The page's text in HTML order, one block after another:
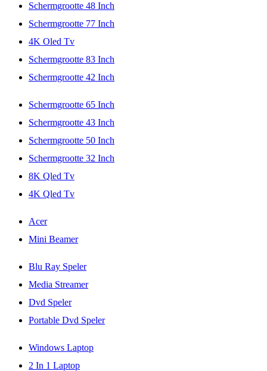
Schermgrootte 48 Inch
Schermgrootte 77 Inch
4K Oled Tv
Schermgrootte 83 Inch
Schermgrootte 42 Inch
Schermgrootte 65 Inch
Schermgrootte 43 Inch
Schermgrootte 50 Inch
Schermgrootte 32 Inch
8K Qled Tv
4K Qled Tv
Acer
Mini Beamer
Blu Ray Speler
Media Streamer
Dvd Speler
Portable Dvd Speler
Windows Laptop
2 In 1 Laptop